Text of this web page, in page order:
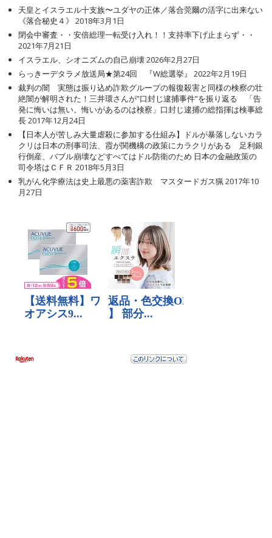
天皇とイスラエル十支族〜ユダヤの正体／落合莞爾の活字に出来ない
《落合秘史４》 2018年3月1日
閉会中審査・・安倍総理一転受け入れ！！支持率下げ止まらず・・
2021年7月21日
イスラエル、シオニズムの自己崩壊2026年2月27日
らっきーデタラメ放送局★第24回 『W総選挙』
2022年2月19日
裁判の闇 実態は振り込め詐欺グループの報復殺害と同様の検察の壮
絶闇が解明された！三井環さんが”口封じ逮捕事件”を振り返る 「告
発に悔いは無い。悔いがあるのは検察」口封じ逮捕の総指揮は検事総
長2017年12月24日
【日本人が苦しみ大量虐殺に参加する仕組み】ドルが暴落しないカラ
クリは日本の刑事司法、霞が関機構の政策にカラクリがある 足利銀
行倒産、バブル崩壊などすべてはドル防衛のため 日本の金融政策の
司令塔はＣＦＲ 2018年5月3日
乳がん化学療法は史上最悪の薬害詐欺 マスタードガス猟2017年10
月27日